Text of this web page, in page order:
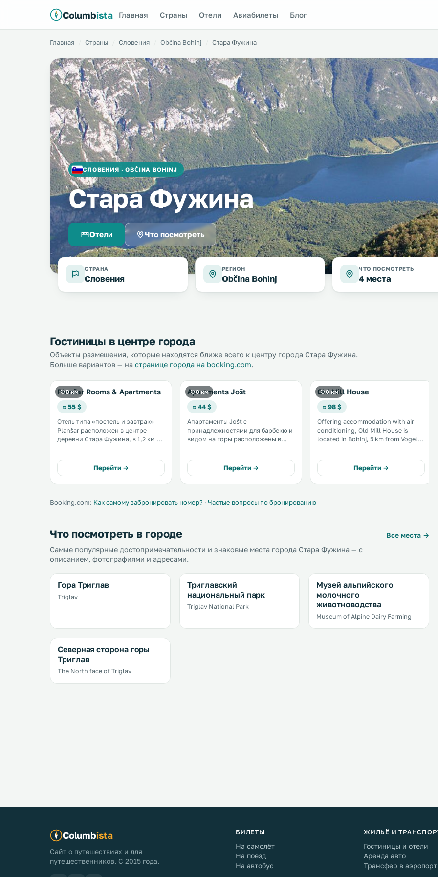
Columbista Главная Страны Отели Авиабилеты Блог
Главная Страны Словения Občina Bohinj Стара Фужина
СЛОВЕНИЯ · OBČINA BOHINJ
Стара Фужина
Отели Что посмотреть
СТРАНА
Словения
РЕГИОН
Občina Bohinj
ЧТО ПОСМОТРЕТЬ
4 места
Гостиницы в центре города
Объекты размещения, которые находятся ближе всего к центру города Стара Фужина.
Больше вариантов — на странице города на booking.com.
0 км
Planšar Rooms & Apartments
≈ 55 $
Отель типа «постель и завтрак»
Planšar расположен в центре
деревни Стара Фужина, в 1,2 км от
бесплатным Wi-Fi и телевизором с
плоским экраном. .
Перейти →
0 км
Apartments Jošt
≈ 44 $
Апартаменты Jošt с
принадлежностями для барбекю и
видом на горы расположены в
находится в 5 км. На территории
обустроена бесплатная частная
парковка. .
Перейти →
0 км
Old Mill House
≈ 98 $
Offering accommodation with air
conditioning, Old Mill House is
located in Bohinj, 5 km from Vogel
Free private parking is available on
site. .
Перейти →
Booking.com: Как самому забронировать номер? · Частые вопросы по бронированию
Что посмотреть в городе
Все места →
Самые популярные достопримечательности и знаковые места города Стара Фужина — с
описанием, фотографиями и адресами.
Гора Триглав
Triglav
Триглавский
национальный парк
Triglav National Park
Музей альпийского
молочного
животноводства
Museum of Alpine Dairy Farming
Северная сторона горы
Триглав
The North face of Triglav
Columbista
Сайт о путешествиях и для
путешественников. С 2015 года.
БИЛЕТЫ
На самолёт
На поезд
На автобус
ЖИЛЬЁ И
Гостиницы и отели
Аренда авто
Трансфер в аэропорт